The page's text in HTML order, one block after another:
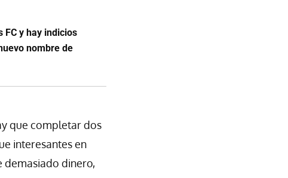
FC y hay indicios
nombre de
que completar dos
interesantes en
demasiado dinero,